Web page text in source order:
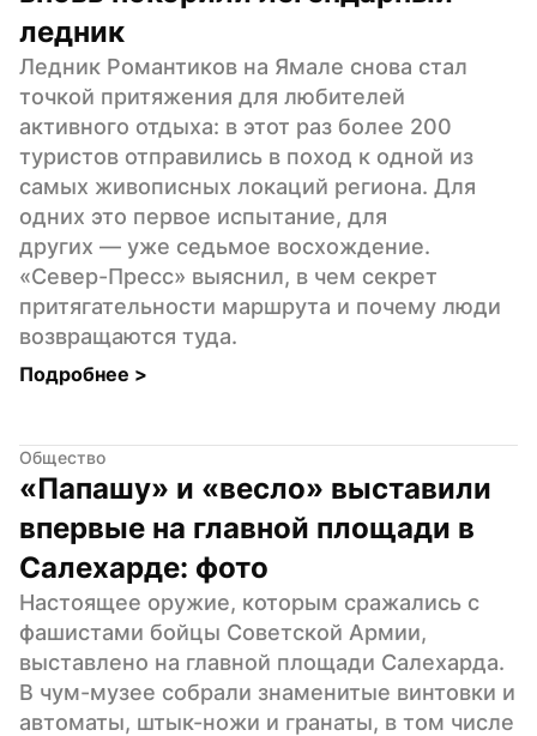
ледник
Ледник Романтиков на Ямале снова стал
точкой притяжения для любителей
активного отдыха: в этот раз более 200
туристов отправились в поход к одной из
самых живописных локаций региона. Для
одних это первое испытание, для
других — уже седьмое восхождение.
«Север-Пресс» выяснил, в чем секрет
притягательности маршрута и почему люди
возвращаются туда.
Подробнее >
Общество
«Папашу» и «весло» выставили
впервые на главной площади в
Салехарде: фото
Настоящее оружие, которым сражались с
фашистами бойцы Советской Армии,
выставлено на главной площади Салехарда.
В чум-музее собрали знаменитые винтовки и
автоматы, штык-ножи и гранаты, в том числе